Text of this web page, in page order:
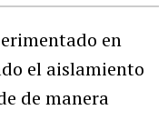
en
el aislamiento
de manera